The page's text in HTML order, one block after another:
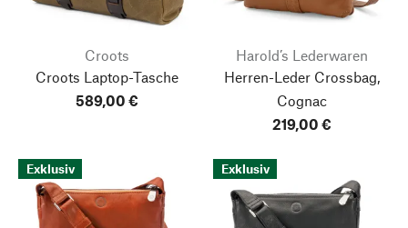
Croots
Croots Laptop-Tasche
589,00 €
Harold’s Lederwaren
Herren-Leder Crossbag,
Cognac
219,00 €
Exklusiv Exklusiv